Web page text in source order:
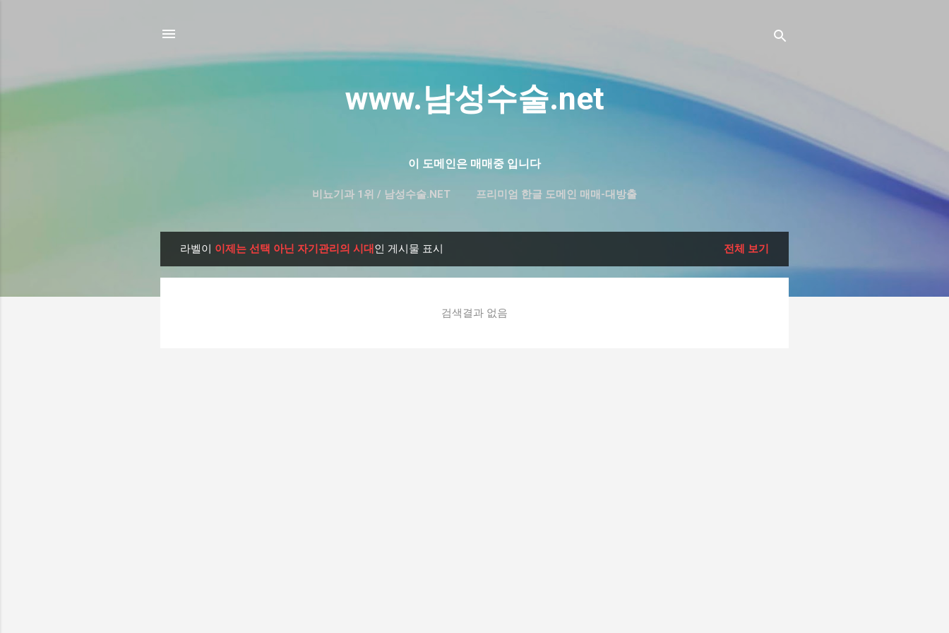
www.남성수술.net
이 도메인은 매매중 입니다
비뇨기과 1위 / 남성수술.NET 프리미엄 한글 도메인 매매-대방출
라벨이 이제는 선택 아닌 자기관리의 시대인 게시물 표시 전체 보기
검색결과 없음